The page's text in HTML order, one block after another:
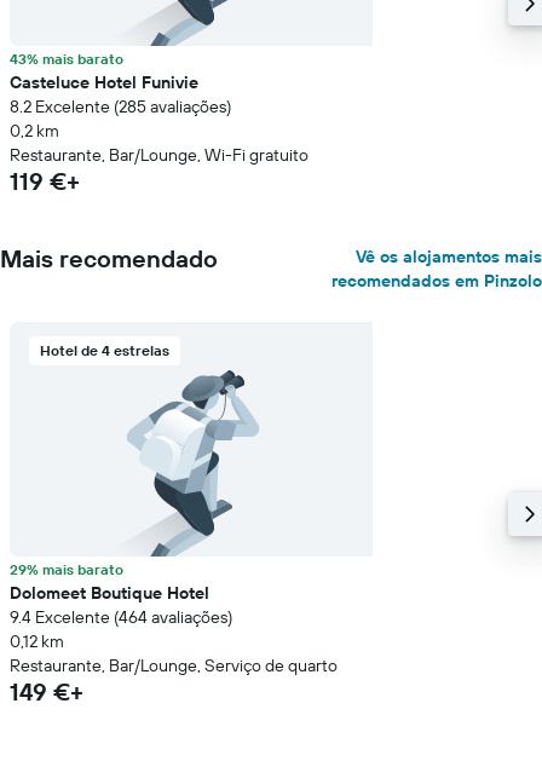
43% mais barato
Casteluce Hotel Funivie
8.2 Excelente (285 avaliações)
0,2 km
Restaurante, Bar/Lounge, Wi-Fi gratuito
119 €+
Mais recomendado
Vê os alojamentos mais
recomendados em Pinzolo
Hotel de 4 estrelas
29% mais barato
Dolomeet Boutique Hotel
9.4 Excelente (464 avaliações)
0,12 km
Restaurante, Bar/Lounge, Serviço de quarto
149 €+